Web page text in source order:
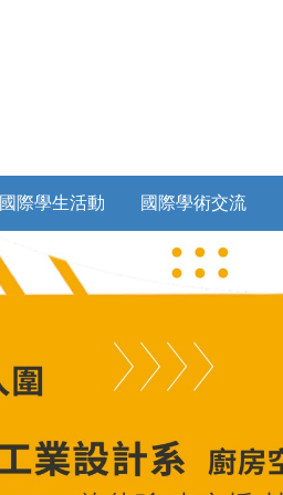
國際學生活動 國際學術交流